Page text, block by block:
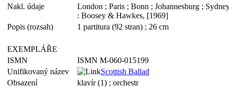
Nakl. údaje
London ; Paris ; Bonn ; Johannesburg ;
: Boosey & Hawkes, [1969]
Popis (rozsah)
1 partitura (92 stran) ; 26 cm
EXEMPLÁŘE
ISMN
ISMN M-060-015199
Unifikovaný název
Scottish Ballad
Obsazení
klavír (1) ; orchestr